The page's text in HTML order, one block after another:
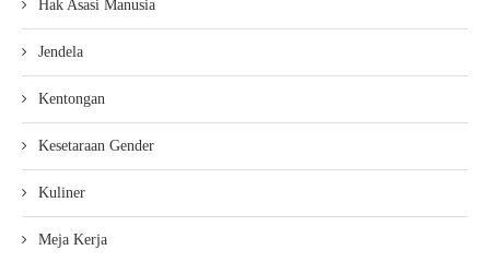
Hak Asasi Manusia
Jendela
Kentongan
Kesetaraan Gender
Kuliner
Meja Kerja